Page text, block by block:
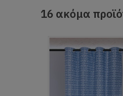
16 ακόμα